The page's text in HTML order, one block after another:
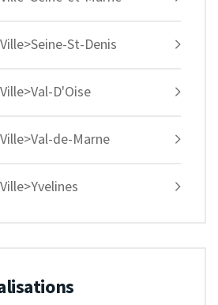
St-Denis
D'Oise
de-Marne